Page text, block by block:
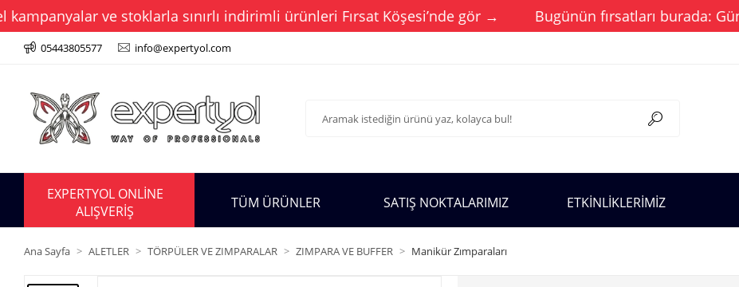
ve stoklarla sınırlı indirimli ürünleri Fırsat Köşesi’nde gör → Bugünün fırsatları burada:
05443805577 info@expertyol.com
EXPERTYOL ONLİNE
ALIŞVERİŞ
TÜM ÜRÜNLER SATIŞ NOKTALARIMIZ ETKİNLİKLERİMİZ
Ana Sayfa ALETLER TÖRPÜLER VE ZIMPARALAR ZIMPARA VE BUFFER Manikür Zımparaları